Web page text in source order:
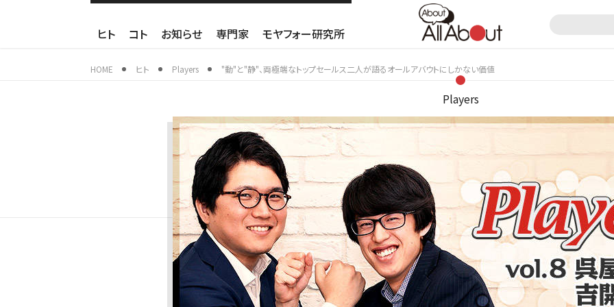
ヒト コト お知らせ 専門家 モヤフォー研究所
HOME ヒト Players "動"と"静"、両極端なトップセールス二人が語るオールアバウトにしかない価値
Players